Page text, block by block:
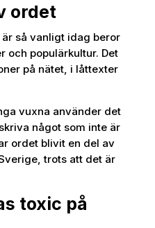
ordet
så vanligt idag beror
och populärkultur. Det
på nätet, i låttexter
vuxna använder det
något som inte är
ordet blivit en del av
trots att det är
toxic på